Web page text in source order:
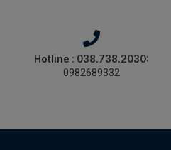
Hotline : 038.738.2030:
0982689332